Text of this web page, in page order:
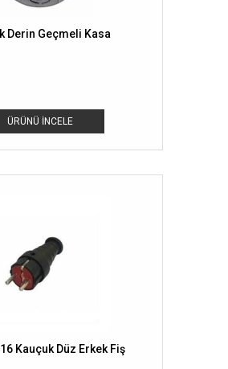
ÜRÜNÜ İNCELE
Derin Geçmeli Kasa
Kauçuk Düz Erkek Fiş